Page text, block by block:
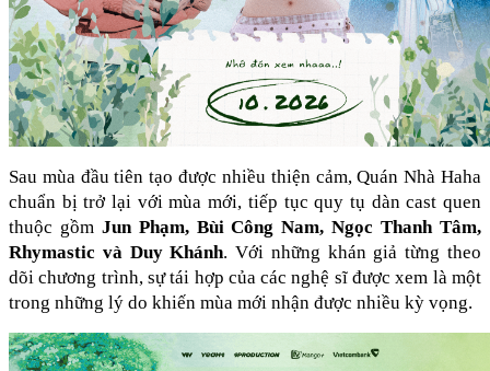
Sau mùa đầu tiên tạo được nhiều thiện cảm, Quán Nhà Haha
chuẩn bị trở lại với mùa mới, tiếp tục quy tụ dàn cast quen
thuộc gồm Jun Phạm, Bùi Công Nam, Ngọc Thanh Tâm,
Rhymastic và Duy Khánh. Với những khán giả từng theo
dõi chương trình, sự tái hợp của các nghệ sĩ được xem là một
trong những lý do khiến mùa mới nhận được nhiều kỳ vọng.